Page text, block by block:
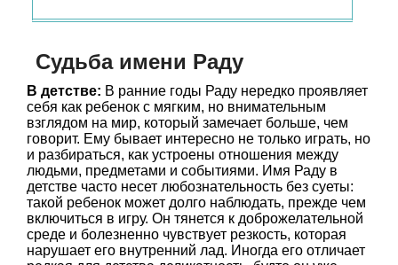
Судьба имени Раду
В детстве: В ранние годы Раду нередко проявляет
себя как ребенок с мягким, но внимательным
взглядом на мир, который замечает больше, чем
говорит. Ему бывает интересно не только играть, но
и разбираться, как устроены отношения между
людьми, предметами и событиями. Имя Раду в
детстве часто несет любознательность без суеты:
такой ребенок может долго наблюдать, прежде чем
включиться в игру. Он тянется к доброжелательной
среде и болезненно чувствует резкость, которая
нарушает его внутренний лад. Иногда его отличает